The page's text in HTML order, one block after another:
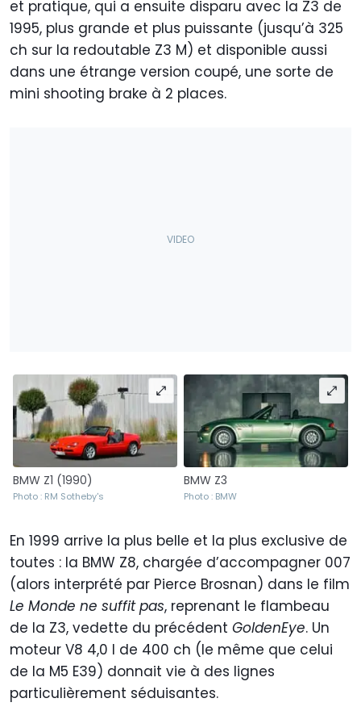
et pratique, qui a ensuite disparu avec la Z3 de
1995, plus grande et plus puissante (jusqu’à 325
ch sur la redoutable Z3 M) et disponible aussi
dans une étrange version coupé, une sorte de
mini shooting brake à 2 places.
BMW Z1 (1990)
Photo : RM Sotheby's
BMW Z3
Photo : BMW
En 1999 arrive la plus belle et la plus exclusive de
toutes : la BMW Z8, chargée d’accompagner 007
(alors interprété par Pierce Brosnan) dans le film
Le Monde ne suffit pas, reprenant le flambeau
de la Z3, vedette du précédent GoldenEye. Un
moteur V8 4,0 l de 400 ch (le même que celui
de la M5 E39) donnait vie à des lignes
particulièrement séduisantes.